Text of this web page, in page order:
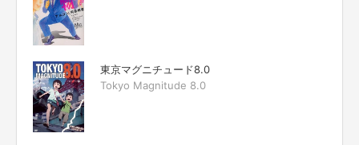
東京マグニチュード8.0
Tokyo Magnitude 8.0